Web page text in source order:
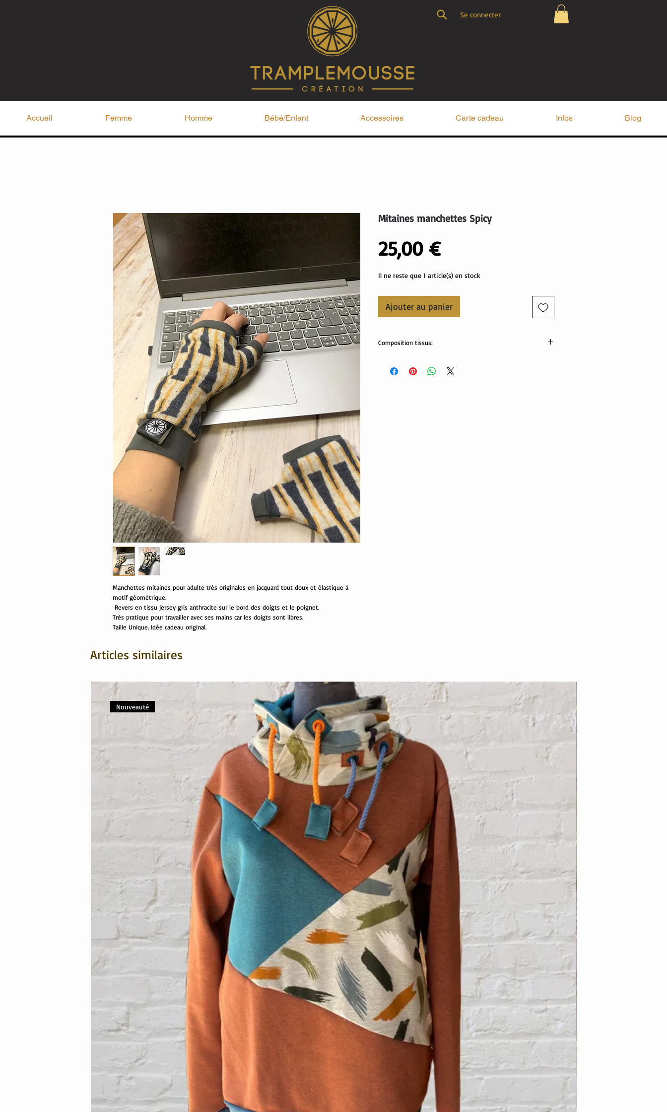
Manchettes mitaines pour adulte très originales en jacquard tout doux et élastique à
motif géométrique.
Revers en tissu jersey gris anthracite sur le bord des doigts et le poignet.
Très pratique pour travailler avec ses mains car les doigts sont libres.
Taille Unique. Idée cadeau original.
Mitaines manchettes Spicy
25,00 €Prix
Il ne reste que 1 article(s) en stock
Ajouter au panier
Composition tissus:
jacquard: 100% coton bio
Articles similaires
Nouveauté
Accueil Femme Homme Bébé/Enfant Accessoires Carte cadeau Infos Blog
Se connecter